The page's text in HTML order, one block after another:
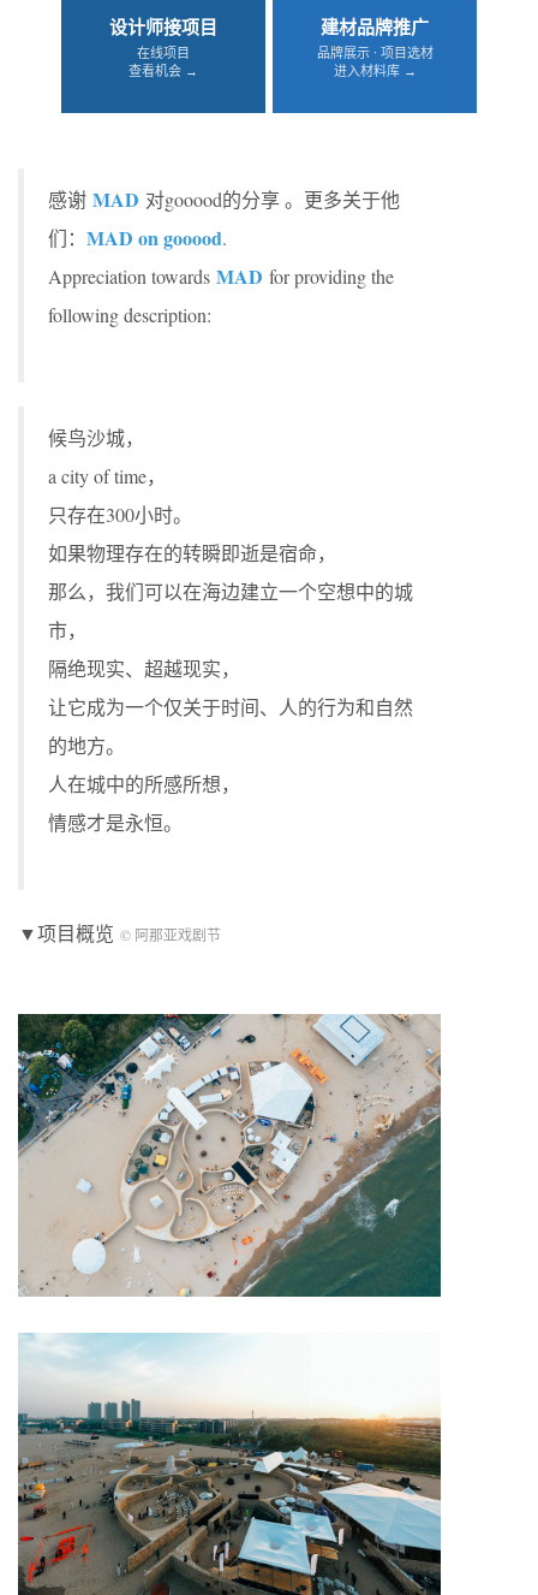
设计师接项目
在线项目
查看机会 →
建材品牌推广
品牌展示 · 项目选材
进入材料库 →
感谢 MAD 对gooood的分享 。更多关于他
们： MAD on gooood.
Appreciation towards MAD for providing the
following description:
候鸟沙城，
a city of time，
只存在300小时。
如果物理存在的转瞬即逝是宿命，
那么，我们可以在海边建立一个空想中的城
市，
隔绝现实、超越现实，
让它成为一个仅关于时间、人的行为和自然
的地方。
人在城中的所感所想，
情感才是永恒。
▼项目概览 © 阿那亚戏剧节